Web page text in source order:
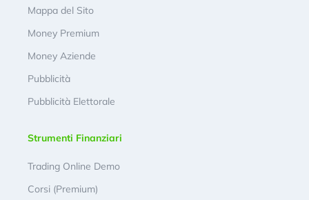
Mappa del Sito
Money Premium
Money Aziende
Pubblicità
Pubblicità Elettorale
Strumenti Finanziari
Trading Online Demo
Corsi (Premium)